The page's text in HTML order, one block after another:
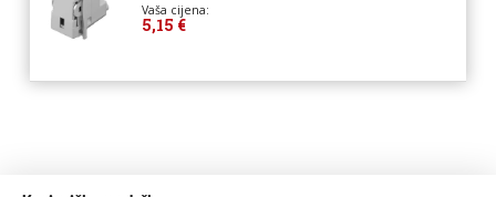
Vaša cijena:
5,15 €